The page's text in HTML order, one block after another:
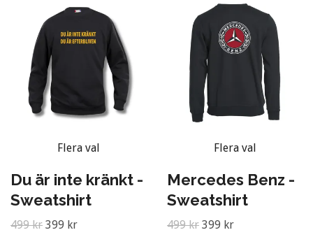
Flera val
Du är inte kränkt -
Sweatshirt
499 kr 399 kr
Flera val
Mercedes Benz -
Sweatshirt
499 kr 399 kr